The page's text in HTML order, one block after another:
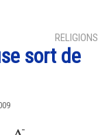
RELIGIONS
sort de